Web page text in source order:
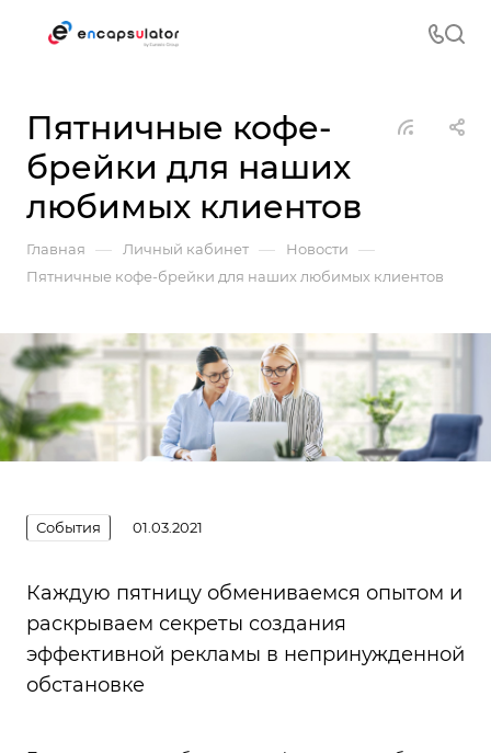
Пятничные кофе-
брейки для наших
любимых клиентов
Главная — Личный кабинет — Новости —
Пятничные кофе-брейки для наших любимых клиентов
События 01.03.2021
Каждую пятницу обмениваемся опытом и
раскрываем секреты создания
эффективной рекламы в непринужденной
обстановке